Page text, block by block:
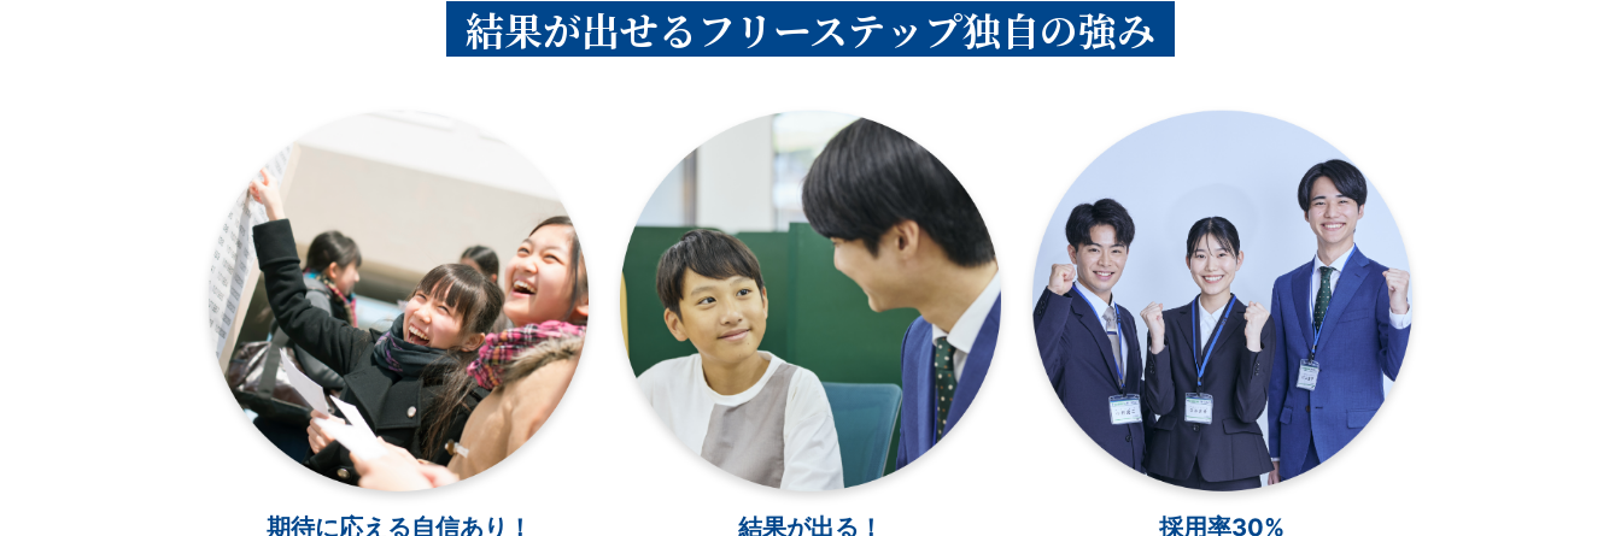
結果が出せるフリーステップ独自の強み
期待に応える自信あり！ 結果が出る！ 採用率30%